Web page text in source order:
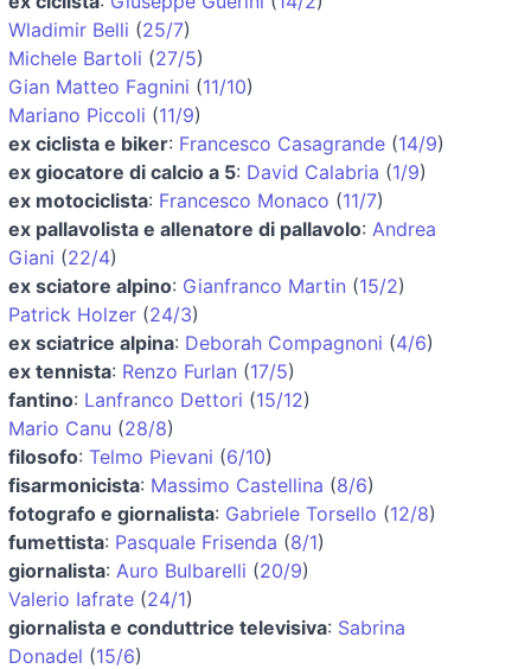
Wladimir Belli (25/7)
Michele Bartoli (27/5)
Gian Matteo Fagnini (11/10)
Mariano Piccoli (11/9)
ex ciclista e biker: Francesco Casagrande (14/9)
ex giocatore di calcio a 5: David Calabria (1/9)
ex motociclista: Francesco Monaco (11/7)
ex pallavolista e allenatore di pallavolo: Andrea
Giani (22/4)
ex sciatore alpino: Gianfranco Martin (15/2)
Patrick Holzer (24/3)
ex sciatrice alpina: Deborah Compagnoni (4/6)
ex tennista: Renzo Furlan (17/5)
fantino: Lanfranco Dettori (15/12)
Mario Canu (28/8)
filosofo: Telmo Pievani (6/10)
fisarmonicista: Massimo Castellina (8/6)
fotografo e giornalista: Gabriele Torsello (12/8)
fumettista: Pasquale Frisenda (8/1)
giornalista: Auro Bulbarelli (20/9)
Valerio Iafrate (24/1)
giornalista e conduttrice televisiva: Sabrina
Donadel (15/6)